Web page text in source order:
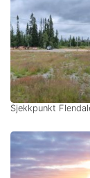
Sjekkpunkt